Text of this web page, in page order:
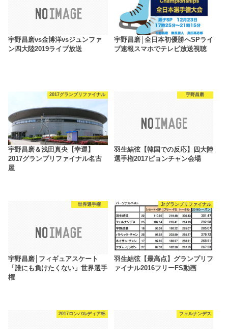
宇野昌磨vs金博洋vsジュンファ
ン四大陸2019ライブ放送
宇野昌磨│全日本初優勝へSPライ
ブ速報スマホでテレビ放送視聴
2017グランプリファイナル
宇野昌磨＆浅田真央【幸運】
2017グランプリファイナル名古
屋
宇野昌磨
羽生結弦【韓国での反応】四大陸
選手権2017ピョンチャン会場
世界選手権
宇野昌磨│フィギュアスケート
「誰にも負けたくない」世界選手
権
Jrグランプリファイナル
羽生結弦【最高点】グランプリフ
ァイナル2016フリーFS動画
2017ロンバルディア杯 フェルナンデス